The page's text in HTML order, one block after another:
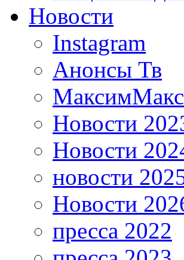
Новости
Instagram
Анонсы Тв
Новости
Новости
новости
Новости
пресса 2022